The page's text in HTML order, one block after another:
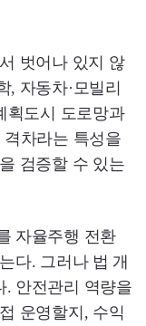
벗어나 있지 않
, 자동차·모빌리
획도시 도로망과
격차라는 특성을
검증할 수 있는
자율주행 전환
다. 그러나 법 개
. 안전관리 역량을
운영할지, 수익